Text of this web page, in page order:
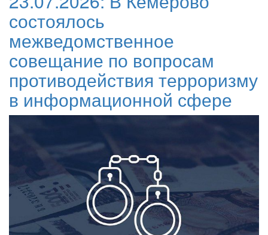
состоялось
межведомственное
совещание по вопросам
противодействия терроризму
в информационной сфере